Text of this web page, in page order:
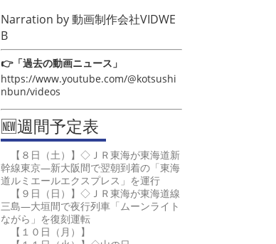
Narration by動画制作会社VIDWE
B
👉「過去の動画ニュース」
https://www.youtube.com/@kotsushi
nbun/videos
🆕週間予定表
【８日（土）】◇ＪＲ東海が東海道新
幹線東京―新大阪間で翌朝到着の「東海
道ルミエールエクスプレス」を運行
【９日（日）】◇ＪＲ東海が東海道線
三島―大垣間で夜行列車「ムーンライト
ながら」を復刻運転
【１０日（月）】